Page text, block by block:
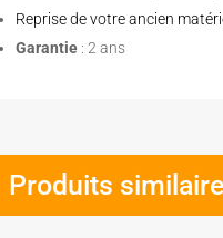
Reprise de votre ancien
Garantie : 2 ans
Produits